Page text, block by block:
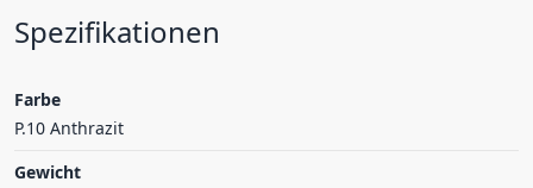
Spezifikationen
Farbe
P.10 Anthrazit
Gewicht